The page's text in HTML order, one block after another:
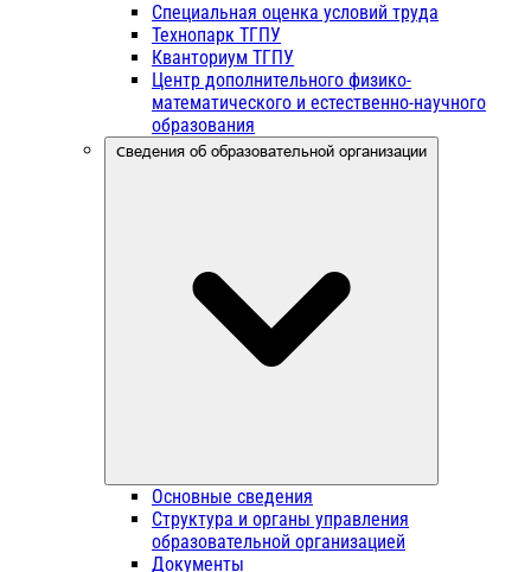
Специальная оценка условий труда
Технопарк ТГПУ
Кванториум ТГПУ
Центр дополнительного физико-
математического и естественно-научного
образования
Сведения об образовательной организации
Основные сведения
Структура и органы управления
образовательной организацией
Документы